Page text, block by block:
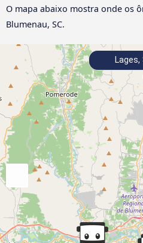
O mapa abaixo mostra onde os
Blumenau, SC.
Lages,